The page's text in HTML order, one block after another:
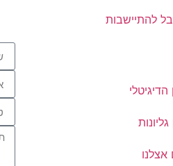
להתיישבות
הדיגיטלי
גליונות